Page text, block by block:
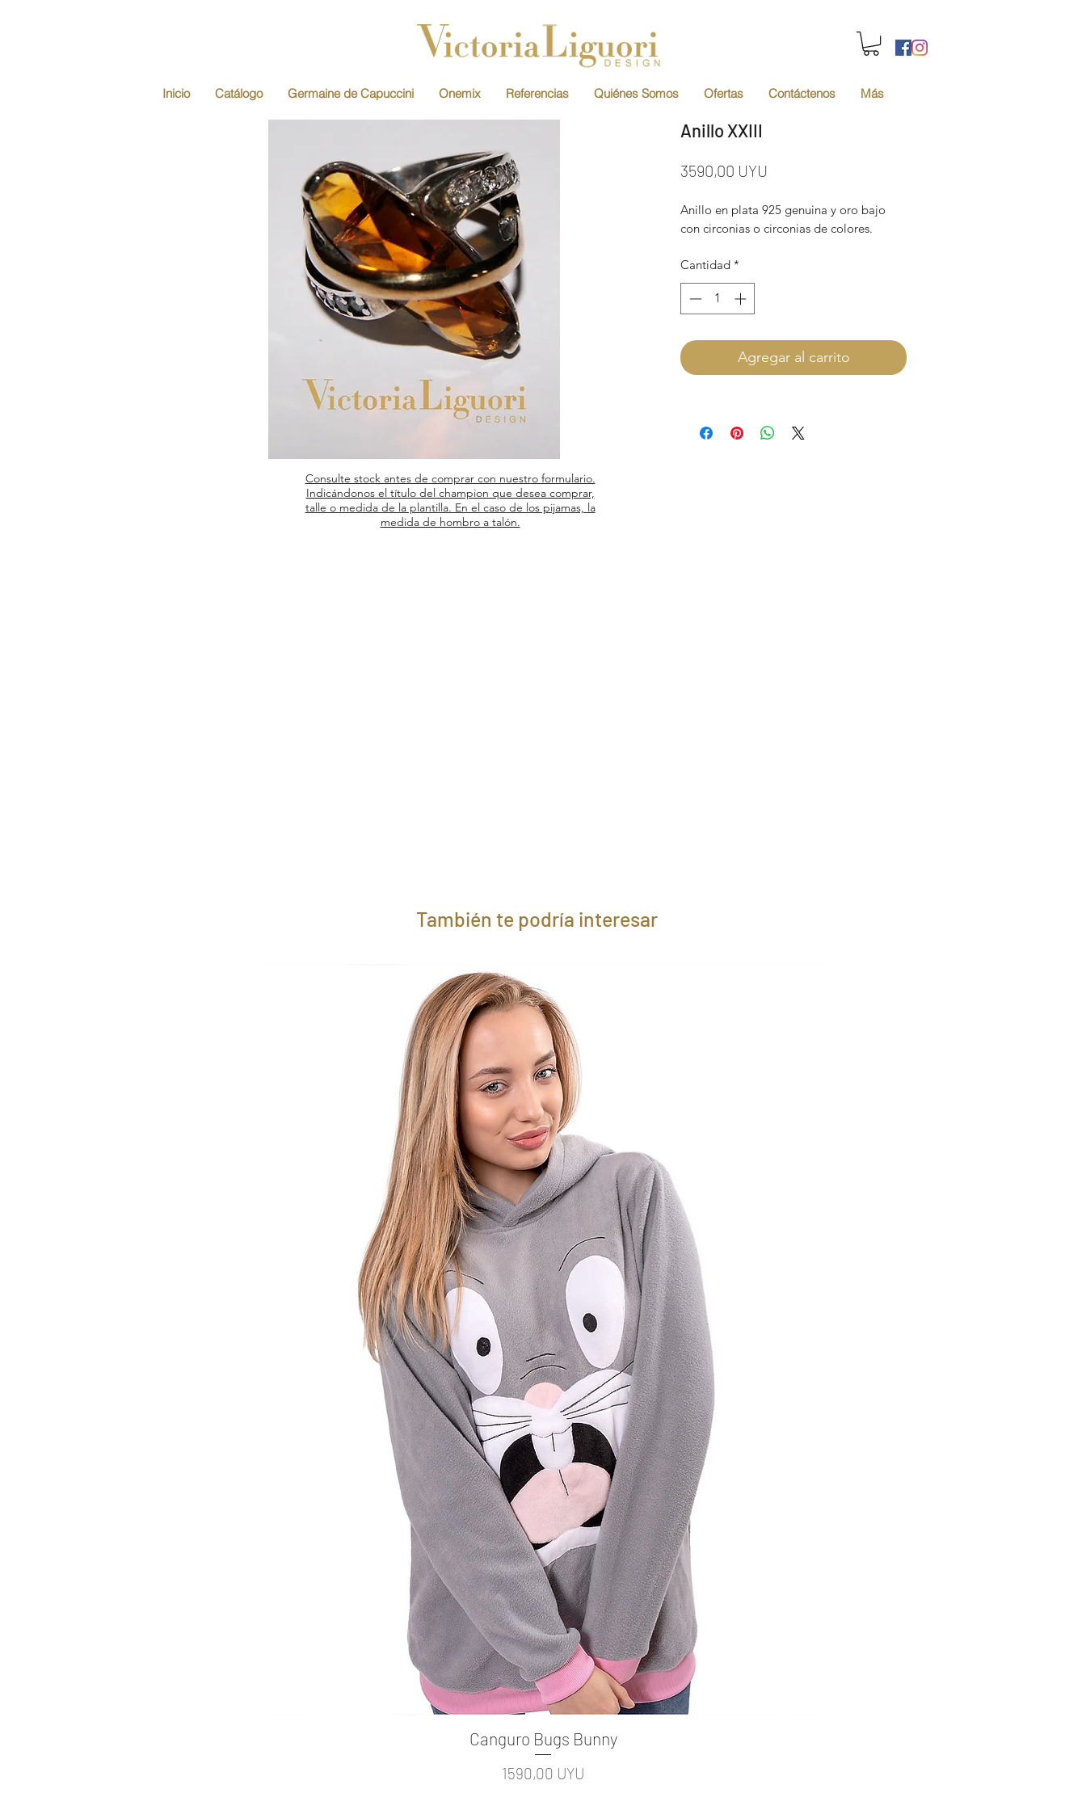
Inicio Catálogo Germaine de Capuccini Onemix Referencias Quiénes Somos Ofertas Contáctenos Más
Consulte stock antes de comprar con nuestro formulario.
Indicándonos el título del champion que desea comprar,
talle o medida de la plantilla. En el caso de los pijamas, la
medida de hombro a talón.
Anillo XXIII
3590,00 UYU
Anillo en plata 925 genuina y oro bajo
con circonias o circonias de colores.
Cantidad *
Agregar al carrito
También te podría interesar
Vista rápida
Canguro Bugs Bunny
Precio
1590,00 UYU